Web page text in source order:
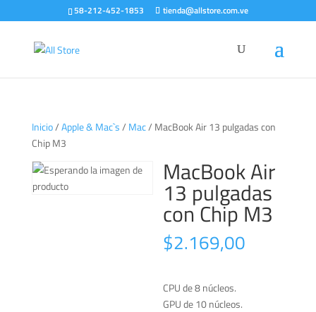
58-212-452-1853 tienda@allstore.com.ve
Inicio/Apple & Mac`s/ Mac/ MacBook Air 13 pulgadas con
Chip M3
MacBook Air
13 pulgadas
con Chip M3
$2.169,00
CPU de 8 núcleos.
GPU de 10 núcleos.